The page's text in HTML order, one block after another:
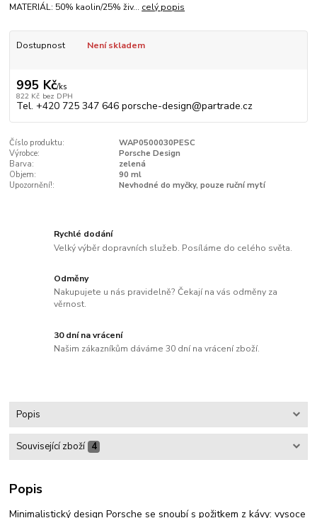
MATERIÁL: 50% kaolin/25% živ... celý popis
Dostupnost Není skladem
995 Kč/ks
822 Kč bez DPH
Tel. +420 725 347 646 porsche-design@partrade.cz
Číslo produktu:
WAP0500030PESC
Výrobce:
Porsche Design
Barva:
zelená
Objem:
90 ml
Upozornění!:
Nevhodné do myčky, pouze ruční mytí
Rychlé dodání
Velký výběr dopravních služeb. Posíláme do celého světa.
Odměny
Nakupujete u nás pravidelně? Čekají na vás odměny za
věrnost.
30 dní na vrácení
Našim zákazníkům dáváme 30 dní na vrácení zboží.
Popis
Související zboží 4
Popis
Minimalistický design Porsche se snoubí s požitkem z kávy: vysoce